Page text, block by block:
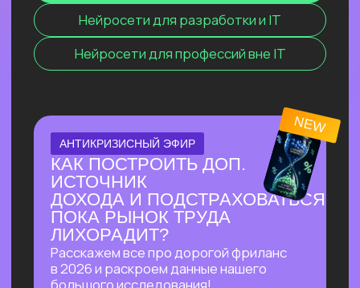
⚡ На практике разберём, как быстро
генерировать визуал под свои задачи с
помощью Перплексити и других
нейросетей.
Узнать подробнее
НОВЫЙ ПРАКТИКУМ
ПО КИТАЙСКИМ
НЕЙРОСЕТЯМ
Покажем лучшие модели, которые
обходят лидеров рынка
Узнать подробнее
ПЕРВЫЙ ОНЛАЙН-ПРАКТИКУМ
ПО ИИ-ЭКОСИСТЕМЕ
GOOGLE В РУССКОЯЗЫЧНОМ
ПРОСТРАНСТВЕ